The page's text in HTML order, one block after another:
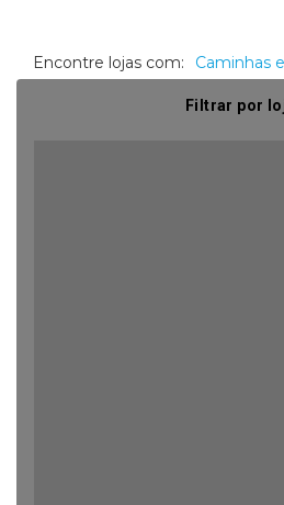
Encontre lojas com: Caminhas